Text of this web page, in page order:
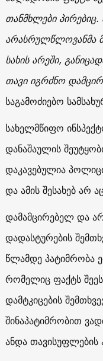
თანმხლები
არასრულწლოვანმა
სახის არეში,
თავი იგრძნო
საგამოძიებო
სახელმწიფო
დანაშაულის
დაკავებულია
და ამის შესახებ არ
დამამცირებელ და
დადასტურების
წლამდე პატიმრობა
რომელიც ფაქტს
დამტკიცების
შინაპატიმრობით
ანდა